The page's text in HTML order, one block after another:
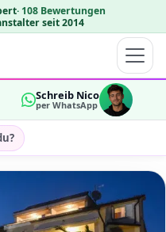
· 108 Bewertungen
seit 2014
Schreib Nico
per WhatsApp
OK